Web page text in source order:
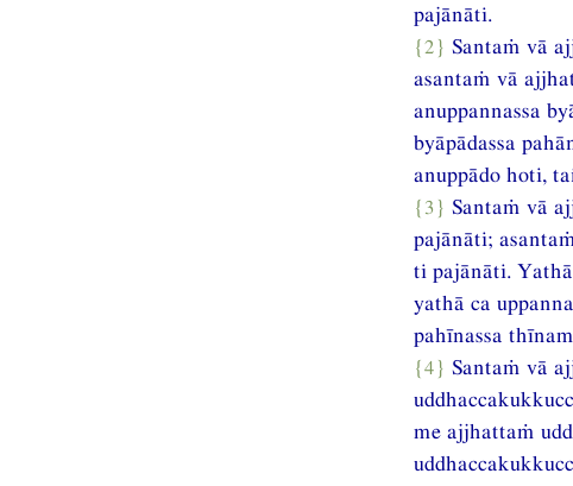
pajānāti.
{2} Santaṁ vā
asantaṁ vā
anuppannassa
byāpādassa
anuppādo hoti,
{3} Santaṁ vā
pajānāti;
ti pajānāti.
yathā ca
pahīnassa
{4} Santaṁ vā
me ajjhattaṁ